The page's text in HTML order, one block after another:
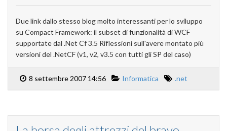
Due link dallo stesso blog molto interessanti per lo sviluppo
su Compact Framework: il subset di funzionalità di WCF
supportate dal .Net Cf 3.5 Riflessioni sull'avere montato più
versioni del .NetCF (v1, v2, v3.5 con tutti gli SP del caso)
8 settembre 2007 14:56 Informatica .net